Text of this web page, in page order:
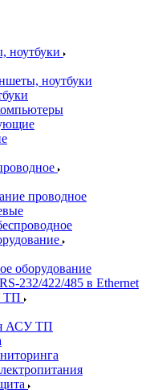
ноутбуки
ноутбуки
проводное
оборудование
232/422/485 в Ethernet
ТП
АСУ ТП